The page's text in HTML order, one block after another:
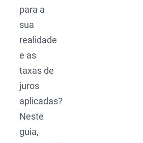
para a
sua
realidade
e as
taxas de
juros
aplicadas?
Neste
guia,